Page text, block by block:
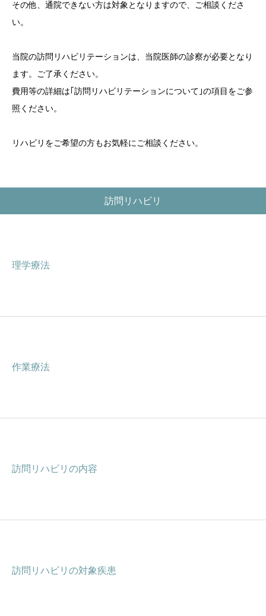
その他、通院できない方は対象となりますので、ご相談くださ
い。
当院の訪問リハビリテーションは、当院医師の診察が必要となり
ます。ご了承ください。
費用等の詳細は｢訪問リハビリテーションについて｣の項目をご参
照ください。
リハビリをご希望の方もお気軽にご相談ください。
訪問リハビリ
理学療法
作業療法
訪問リハビリの内容
訪問リハビリの対象疾患